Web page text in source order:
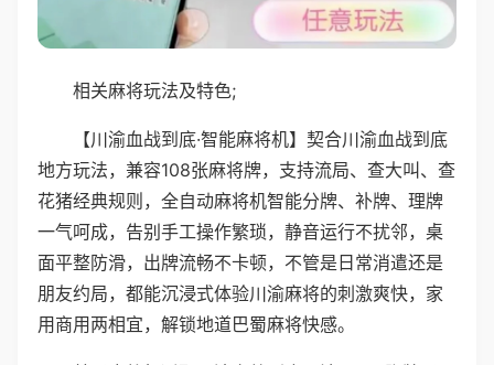
相关麻将玩法及特色;
【川渝血战到底·智能麻将机】契合川渝血战到底
地方玩法，兼容108张麻将牌，支持流局、查大叫、查
花猪经典规则，全自动麻将机智能分牌、补牌、理牌
一气呵成，告别手工操作繁琐，静音运行不扰邻，桌
面平整防滑，出牌流畅不卡顿，不管是日常消遣还是
朋友约局，都能沉浸式体验川渝麻将的刺激爽快，家
用商用两相宜，解锁地道巴蜀麻将快感。